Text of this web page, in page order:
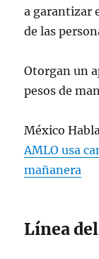
a garantizar
de las
Otorgan un
pesos de
México
AMLO usa
mañanera
Línea